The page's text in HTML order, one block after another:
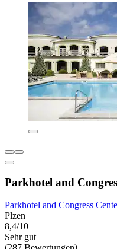
Parkhotel and
Parkhotel and Congress
Plzen
8,4/10
Sehr gut